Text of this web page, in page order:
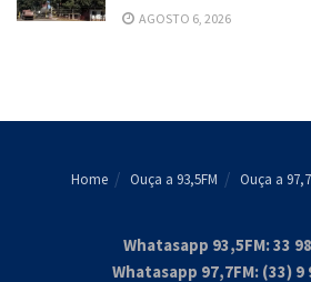
AGOSTO 6, 2026
Home Ouça a 93,5FM Ouça a
Whatasapp 93,5FM: 33
Whatasapp 97,7FM: (33) 9